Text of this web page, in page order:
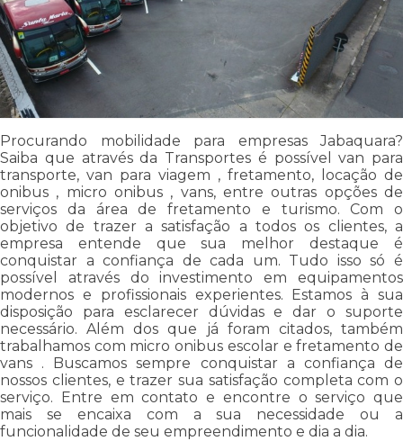
Procurando mobilidade para empresas Jabaquara?
Saiba que através da Transportes é possível van para
transporte, van para viagem , fretamento, locação de
onibus , micro onibus , vans, entre outras opções de
serviços da área de fretamento e turismo. Com o
objetivo de trazer a satisfação a todos os clientes, a
empresa entende que sua melhor destaque é
conquistar a confiança de cada um. Tudo isso só é
possível através do investimento em equipamentos
modernos e profissionais experientes. Estamos à sua
disposição para esclarecer dúvidas e dar o suporte
necessário. Além dos que já foram citados, também
trabalhamos com micro onibus escolar e fretamento de
vans . Buscamos sempre conquistar a confiança de
nossos clientes, e trazer sua satisfação completa com o
serviço. Entre em contato e encontre o serviço que
mais se encaixa com a sua necessidade ou a
funcionalidade de seu empreendimento e dia a dia.